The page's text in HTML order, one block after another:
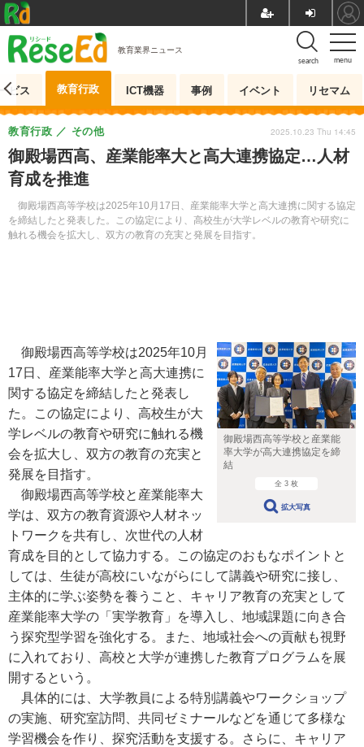
menu
search
教育業界ニュース
ビス 教育行政 ICT機器 事例 イベント リセマム
御殿場西高、産業能率大と高大連携協定…人材
育成を推進
御殿場西高等学校は2025年10月17日、産業能率大学と高大連携に関する協定
を締結したと発表した。この協定により、高校生が大学レベルの教育や研究に
触れる機会を拡大し、双方の教育の充実と発展を目指す。
教育行政 その他 2025.10.23 Thu 14:45
御殿場西高等学校と産業能
率大学が高大連携協定を締
結
全 3 枚
拡大写真
御殿場西高等学校は2025年10月
17日、産業能率大学と高大連携に
関する協定を締結したと発表し
た。この協定により、高校生が大
学レベルの教育や研究に触れる機
会を拡大し、双方の教育の充実と
発展を目指す。
御殿場西高等学校と産業能率大
学は、双方の教育資源や人材ネッ
トワークを共有し、次世代の人材
育成を目的として協力する。この協定のおもなポイントと
しては、生徒が高校にいながらにして講義や研究に接し、
主体的に学ぶ姿勢を養うこと、キャリア教育の充実として
産業能率大学の「実学教育」を導入し、地域課題に向き合
う探究型学習を強化する。また、地域社会への貢献も視野
に入れており、高校と大学が連携した教育プログラムを展
開するという。
具体的には、大学教員による特別講義やワークショップ
の実施、研究室訪問、共同ゼミナールなどを通じて多様な
学習機会を作り、探究活動を支援する。さらに、キャリア